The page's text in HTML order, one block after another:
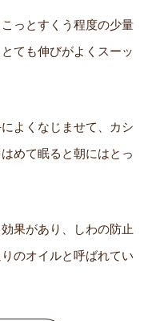
っとすくう程度の少量
ても伸びがよくスーッ
よくなじませて、カシ
めて眠ると朝にはとっ
果があり、しわの防止
のオイルと呼ばれてい